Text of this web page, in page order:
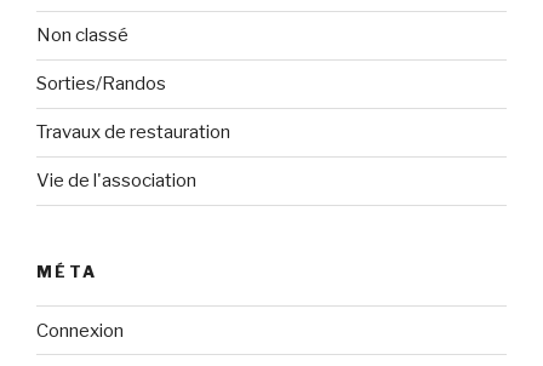
Non classé
Sorties/Randos
Travaux de restauration
Vie de l'association
MÉTA
Connexion